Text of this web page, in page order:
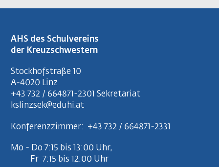
AHS des Schulvereins
der Kreuzschwestern
Stockhofstraße 10
A-4020 Linz
+43 732 / 664871-2301 Sekretariat
kslinzsek@eduhi.at
Konferenzzimmer: +43 732 / 664871-2331
Mo - Do 7:15 bis 13:00 Uhr,
Fr 7:15 bis 12:00 Uhr